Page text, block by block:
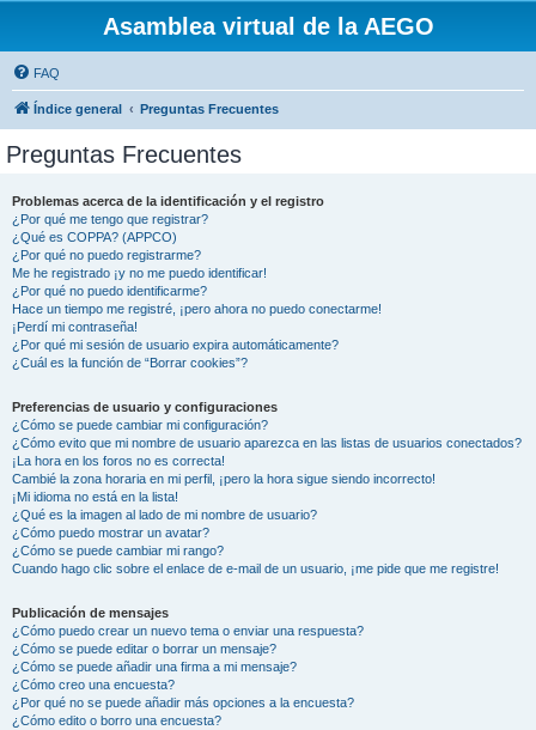
Asamblea virtual de la AEGO
FAQ
Índice general Preguntas Frecuentes
Preguntas Frecuentes
Problemas acerca de la identificación y el registro
¿Por qué me tengo que registrar?
¿Qué es COPPA? (APPCO)
¿Por qué no puedo registrarme?
Me he registrado ¡y no me puedo identificar!
¿Por qué no puedo identificarme?
Hace un tiempo me registré, ¡pero ahora no puedo conectarme!
¡Perdí mi contraseña!
¿Por qué mi sesión de usuario expira automáticamente?
¿Cuál es la función de “Borrar cookies”?
Preferencias de usuario y configuraciones
¿Cómo se puede cambiar mi configuración?
¿Cómo evito que mi nombre de usuario aparezca en las listas de usuarios conectados?
¡La hora en los foros no es correcta!
Cambié la zona horaria en mi perfil, ¡pero la hora sigue siendo incorrecto!
¡Mi idioma no está en la lista!
¿Qué es la imagen al lado de mi nombre de usuario?
¿Cómo puedo mostrar un avatar?
¿Cómo se puede cambiar mi rango?
Cuando hago clic sobre el enlace de e-mail de un usuario, ¡me pide que me registre!
Publicación de mensajes
¿Cómo puedo crear un nuevo tema o enviar una respuesta?
¿Cómo se puede editar o borrar un mensaje?
¿Cómo se puede añadir una firma a mi mensaje?
¿Cómo creo una encuesta?
¿Por qué no se puede añadir más opciones a la encuesta?
¿Cómo edito o borro una encuesta?